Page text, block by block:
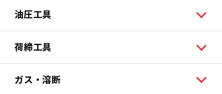
油圧工具
荷締工具
ガス・溶断